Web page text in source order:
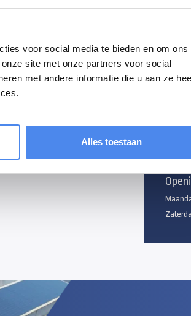
voor social media te bieden en om ons
site met onze partners voor social
met andere informatie die u aan ze
Alles toestaan
Vragen
Chat